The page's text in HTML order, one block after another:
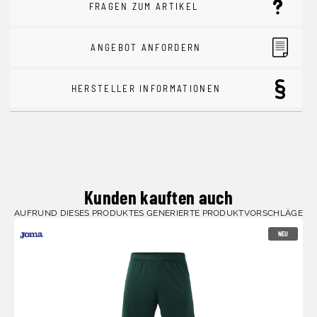
FRAGEN ZUM ARTIKEL
ANGEBOT ANFORDERN
HERSTELLER INFORMATIONEN
Kunden kauften auch
AUFRUND DIESES PRODUKTES GENERIERTE PRODUKTVORSCHLÄGE
NEU